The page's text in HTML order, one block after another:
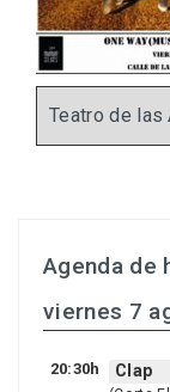
Teatro de las
Agenda de
viernes 7
20:30h Clap